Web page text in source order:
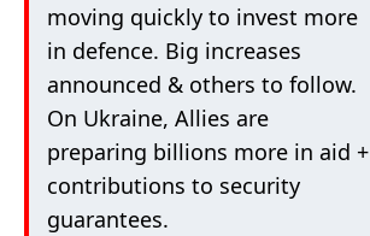
moving quickly to invest more
in defence. Big increases
announced & others to follow.
On Ukraine, Allies are
preparing billions more in aid +
contributions to security
guarantees.